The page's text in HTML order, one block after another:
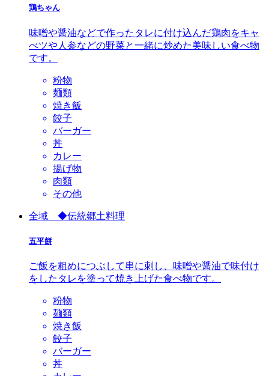
鶏ちゃん
味噌や醤油などで作ったタレに付け込んだ鶏肉をキャ
べツや人参などの野菜と一緒に炒めた美味しい食べ物
です。
粉物
麺類
焼き飯
餃子
バーガー
丼
カレー
揚げ物
肉類
その他
全域 ◆伝統郷土料理
五平餅
ご飯を粗めにつぶして串に刺し、味噌や醤油で味付け
をしたタレを塗って焼き上げた食べ物です。
粉物
麺類
焼き飯
餃子
バーガー
丼